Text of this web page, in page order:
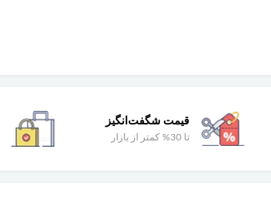
قیمت شگفت‌انگیز
تا 30% کمتر از بازار